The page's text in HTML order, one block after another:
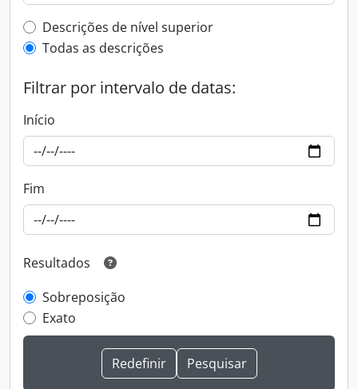
Top-level description filter
Descrições de nível superior
Todas as descrições
Filtrar por intervalo de datas:
Início
Fim
Resultados
Sobreposição
Exato